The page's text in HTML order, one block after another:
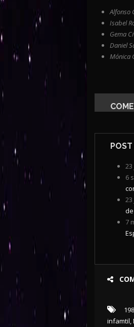
Alfonso
Isabel
Gema
Daniel
Mónica
6
7
infamtil,